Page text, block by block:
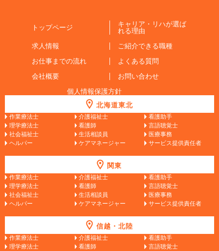
トップページ
キャリア・リハが選ば
れる理由
求人情報
ご紹介できる職種
お仕事までの流れ
よくある質問
会社概要
お問い合わせ
個人情報保護方針
北海道東北
作業療法士 介護福祉士
看護助手
理学療法士
看護師
言語聴覚士
社会福祉士
生活相談員
医療事務
ヘルパー
ケアマネージャー サービス提供責任者
関東
作業療法士 介護福祉士
看護助手
理学療法士
看護師
言語聴覚士
社会福祉士
生活相談員
医療事務
ヘルパー
ケアマネージャー サービス提供責任者
信越・北陸
作業療法士 介護福祉士
看護助手
理学療法士
看護師
言語聴覚士